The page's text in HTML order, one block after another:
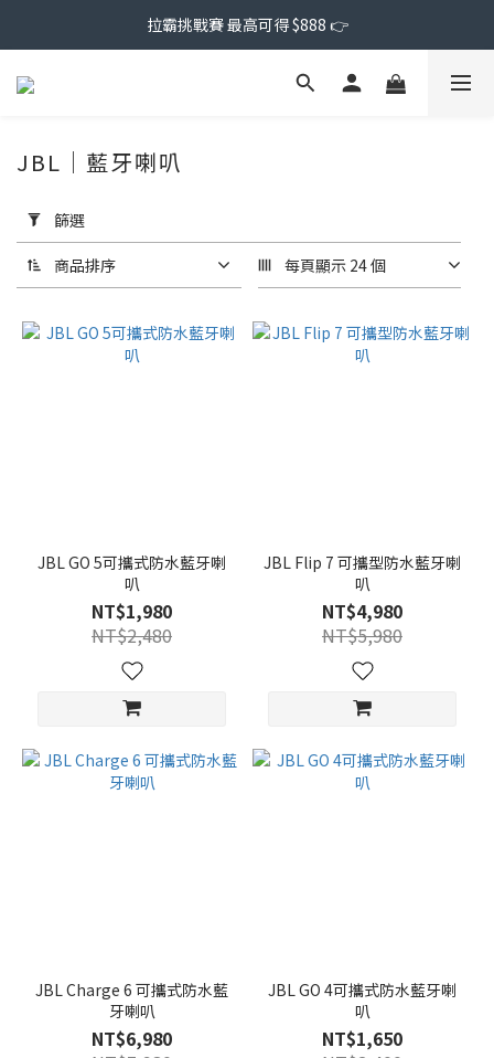
拉霸挑戰賽 最高可得 $888 👉
用
篩
選
(0/20)
價格
JBL｜藍牙喇叭
篩選
商品排序 每頁顯示 24 個
JBL GO 5可攜式防水藍牙喇
叭
NT$1,980
NT$2,480
JBL Flip 7 可攜型防水藍牙喇
叭
NT$4,980
NT$5,980
JBL Charge 6 可攜式防水藍
牙喇叭
NT$6,980
JBL GO 4可攜式防水藍牙喇
叭
NT$1,650